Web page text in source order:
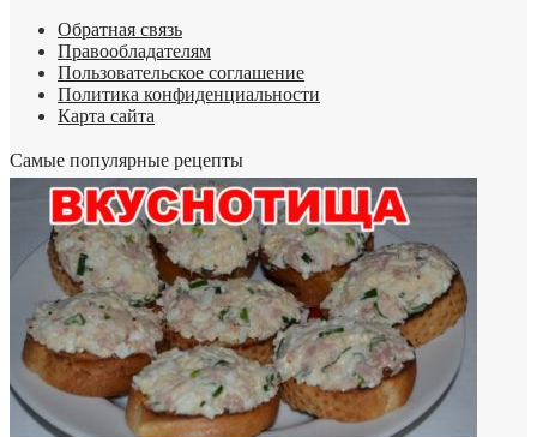
Обратная связь
Правообладателям
Пользовательское соглашение
Политика конфиденциальности
Карта сайта
Самые популярные рецепты